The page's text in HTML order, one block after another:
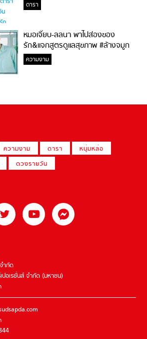
ดารา
หมอเจี๊ยบ-ลลนา พาไปส่องของ
รัก&แจกสูตรดูแลสุขภาพ #ล้างจมูก
ไม่ยากจะสอนให้
ความงาม
ความงาม ดารา
หนุ่มหล่อ
ดวงรายวัน
ำกัด
ปอเรชั่นส์ จำกัด (มหาชน)